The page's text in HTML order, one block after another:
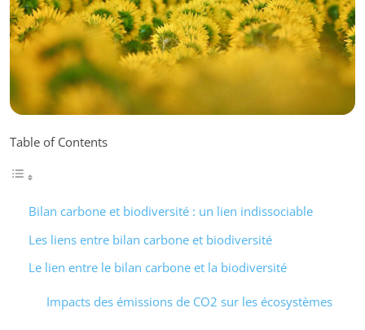
Table of Contents
Bilan carbone et biodiversité : un lien indissociable
Les liens entre bilan carbone et biodiversité
Le lien entre le bilan carbone et la biodiversité
Impacts des émissions de CO2 sur les écosystèmes